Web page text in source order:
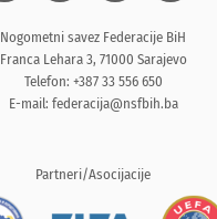
Nogometni savez Federacije BiH
Franca Lehara 3, 71000 Sarajevo
Telefon: +387 33 556 650
E-mail: federacija@nsfbih.ba
Partneri/Asocijacije